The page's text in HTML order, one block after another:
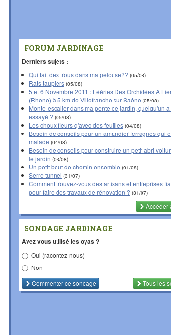
FORUM JARDINAGE
Derniers sujets :
Qui fait des trous dans ma pelouse?? (05/08)
Rats taupiers (05/08)
5 et 6 Novembre 2011 : Fééries Des Orchidées À
(Rhone) à 5 km de Villefranche sur Saône (05/08)
Monte-escalier dans ma pente de jardin, quelqu'un a
essayé ? (05/08)
Les choux fleurs q'avec des feuilles (04/08)
Besoin de conseils pour un amandier ferragnes qui
malade (04/08)
Besoin de conseils pour construire un petit abri
le jardin (03/08)
Un petit bout de chemin ensemble (01/08)
Serre tunnel (31/07)
Comment trouvez-vous des artisans et entreprises
pour faire des travaux de rénovation ? (31/07)
Accéder
SONDAGE JARDINAGE
Avez vous utilisé les oyas ?
Oui (racontez-nous)
Non
Commenterce sondage Tous les